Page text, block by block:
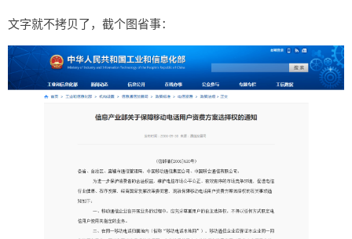
文字就不拷贝了，截个图省事：